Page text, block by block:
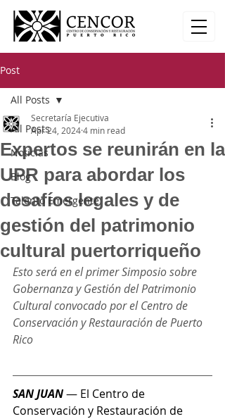
Post
All Posts
Noticias
Blog
Talento Emergente
All Posts
Expertos se reunirán en la
UPR para abordar los
desafíos legales y de
gestión del patrimonio
cultural puertorriqueño
Secretaría Ejecutiva
Apr 24, 20244 min read
Esto será en el primer Simposio sobre
Gobernanza y Gestión del Patrimonio
Cultural convocado por el Centro de
Conservación y Restauración de Puerto
Rico
SAN JUAN — El Centro de
Conservación y Restauración de